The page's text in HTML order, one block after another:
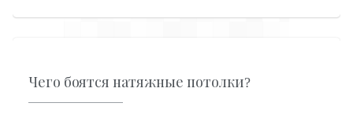
Чего боятся натяжные потолки?